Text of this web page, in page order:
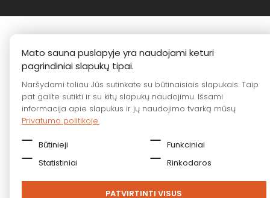
Mato sauna puslapyje yra naudojami keturi
pagrindiniai slapukų tipai.
Naršydami toliau Jūs sutinkate su būtinaisiais slapukais. Taip
pat galite sutikti ir su kitų slapukų naudojimu. Išsami
informacija apie slapukus ir jų naudojimo tvarką mūsų
Privatumo politikoje.
Būtinieji
Funkciniai
Statistiniai
Rinkodaros
PATVIRTINTI VISUS